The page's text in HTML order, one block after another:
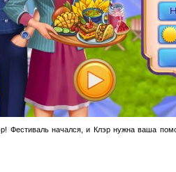
Фестиваль начался, и Клэр нужна ваша